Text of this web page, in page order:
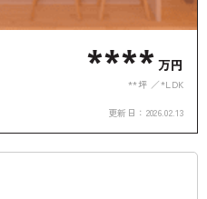
**** 万円
**坪 *LDK
更新日： 2026.02.13